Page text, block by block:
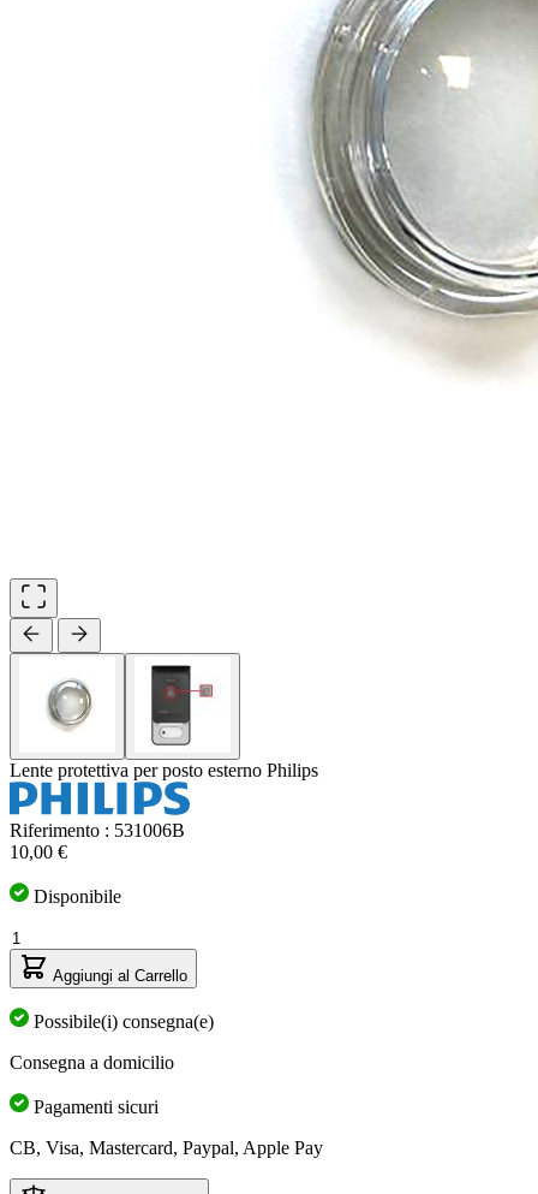
Lente protettiva per posto esterno Philips
Riferimento : 531006B
10,00 €
Disponibile
Quantità
Aggiungi al Carrello
Possibile(i) consegna(e)
Consegna a domicilio
Pagamenti sicuri
CB, Visa, Mastercard, Paypal, Apple Pay